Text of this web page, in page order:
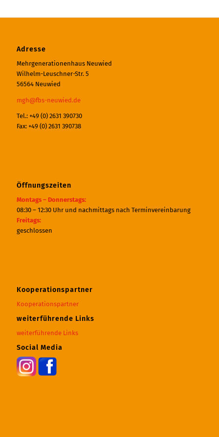
Adresse
Mehrgenerationenhaus Neuwied
Wilhelm-Leuschner-Str. 5
56564 Neuwied
mgh@fbs-neuwied.de
Tel.: +49 (0) 2631 390730
Fax: +49 (0) 2631 390738
Öffnungszeiten
Montags – Donnerstags:
08:30 – 12:30 Uhr und nachmittags nach Terminvereinbarung
Freitags:
geschlossen
Kooperationspartner
Kooperationspartner
weiterführende Links
weiterführende Links
Social Media